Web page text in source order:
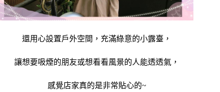
還用心設置戶外空間，充滿綠意的小露臺，
讓想要吸煙的朋友或想看看風景的人能透透氣，
感覺店家真的是非常貼心的~